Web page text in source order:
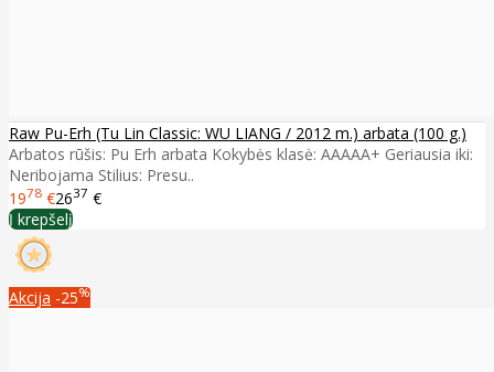
Raw Pu-Erh (Tu Lin Classic: WU LIANG / 2012 m.) arbata (100 g.)
Arbatos rūšis: Pu Erh arbata Kokybės klasė: AAAAA+ Geriausia iki:
Neribojama Stilius: Presu..
1978 €2637 €
Į krepšelį
Akcija -25%